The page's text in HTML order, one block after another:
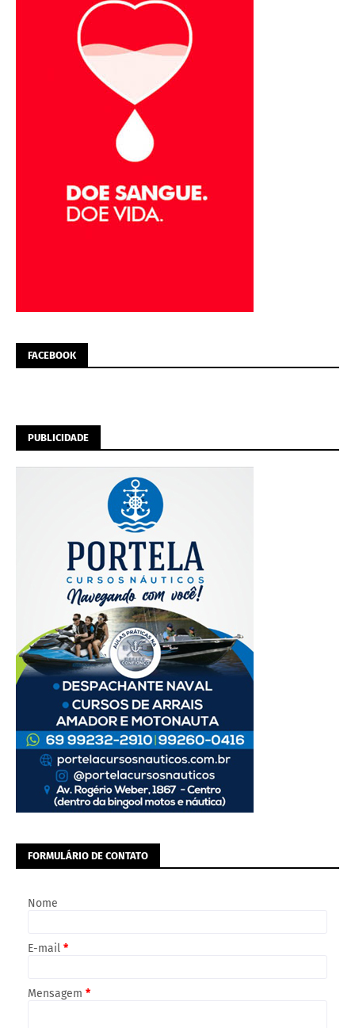
FACEBOOK
PUBLICIDADE
FORMULÁRIO DE CONTATO
Nome
E-mail *
Mensagem *